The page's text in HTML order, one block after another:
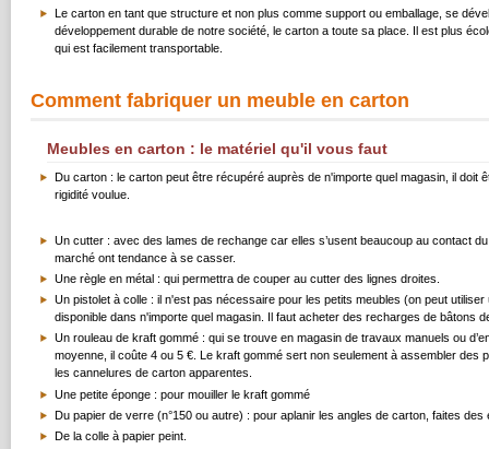
Le carton en tant que structure et non plus comme support ou emballage, se
développement durable de notre société, le carton a toute sa place. Il est plus
qui est facilement transportable.
Comment fabriquer un meuble en carton
Meubles en carton : le matériel qu'il vous faut
Du carton : le carton peut être récupéré auprès de n'importe quel magasin, il doit
rigidité voulue.
Un cutter : avec des lames de rechange car elles s’usent beaucoup au contact
marché ont tendance à se casser.
Une règle en métal : qui permettra de couper au cutter des lignes droites.
Un pistolet à colle : il n'est pas nécessaire pour les petits meubles (on peut
disponible dans n'importe quel magasin. Il faut acheter des recharges de bâtons
Un rouleau de kraft gommé : qui se trouve en magasin de travaux manuels ou
moyenne, il coûte 4 ou 5 €. Le kraft gommé sert non seulement à assembler
les cannelures de carton apparentes.
Une petite éponge : pour mouiller le kraft gommé
Du papier de verre (n°150 ou autre) : pour aplanir les angles de carton, faites
De la colle à papier peint.